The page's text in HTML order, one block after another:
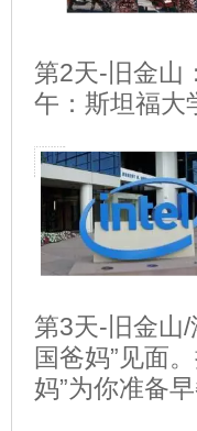
第2天-旧金山
午：斯坦福大
第3天-旧金山
国爸妈”见面
妈”为你准备